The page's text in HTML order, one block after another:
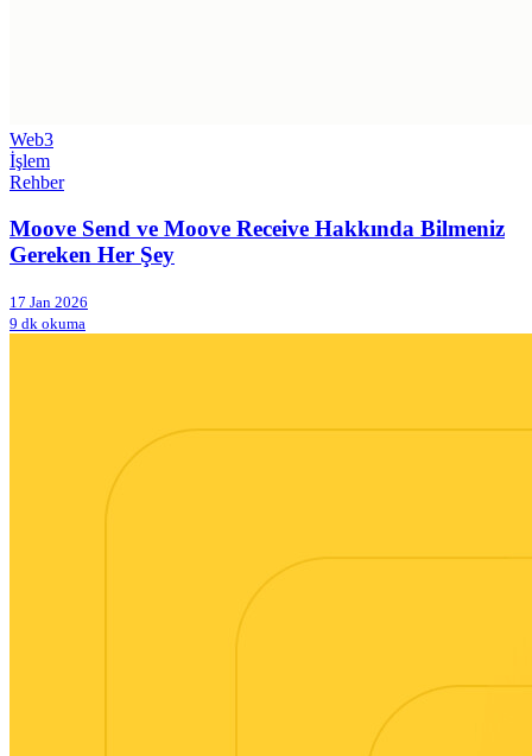
Web3
İşlem
Rehber
Moove Send ve Moove Receive Hakkında Bilmeniz
Gereken Her Şey
17 Jan 2026
9 dk okuma